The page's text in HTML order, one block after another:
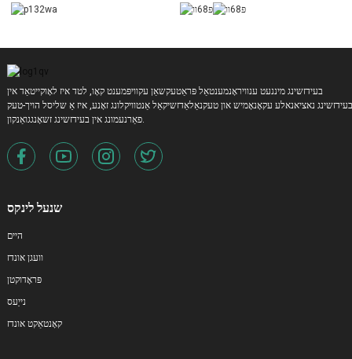
בעידזשינג מיננעט ענוויראָנמענטאַל פּראַטעקשאַן עקוויפּמענט קאָו, לטד איז לאָוקייטאַד אין
בעידזשינג נאציאנאלע עקאָנאָמיש און טעקנאַלאַדזשיקאַל אַנטוויקלונג זאָנע, איז אַ שליסל הויך-טעק
פאַרנעמונג אין בעידזשינג זשאָנגגואַנקון.
שנעל לינקס
היים
וועגן אונדז
פּראָדוקטן
נייַעס
קאָנטאַקט אונדז